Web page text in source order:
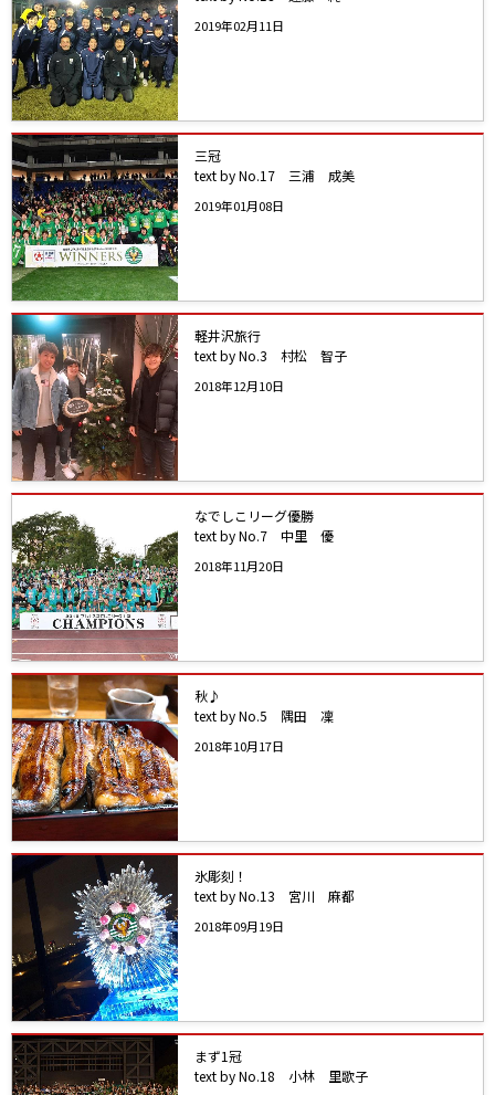
2019年02月11日
三冠
text by No.17 三浦 成美
2019年01月08日
軽井沢旅行
text by No.3 村松 智子
2018年12月10日
なでしこリーグ優勝
text by No.7 中里 優
2018年11月20日
秋♪
text by No.5 隅田 凜
2018年10月17日
氷彫刻！
text by No.13 宮川 麻都
2018年09月19日
まず1冠
text by No.18 小林 里歌子